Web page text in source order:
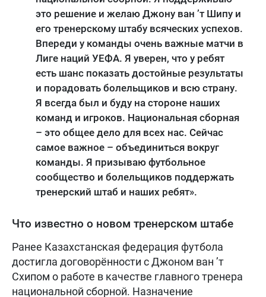
это решение и желаю Джону ван ’т Шипу и
его тренерскому штабу всяческих успехов.
Впереди у команды очень важные матчи в
Лиге наций УЕФА. Я уверен, что у ребят
есть шанс показать достойные результаты
и порадовать болельщиков и всю страну.
Я всегда был и буду на стороне наших
команд и игроков. Национальная сборная
– это общее дело для всех нас. Сейчас
самое важное – объединиться вокруг
команды. Я призываю футбольное
сообщество и болельщиков поддержать
тренерский штаб и наших ребят».
Что известно о новом тренерском штабе
Ранее Казахстанская федерация футбола
достигла договорённости с Джоном ван ’т
Схипом о работе в качестве главного тренера
национальной сборной. Назначение